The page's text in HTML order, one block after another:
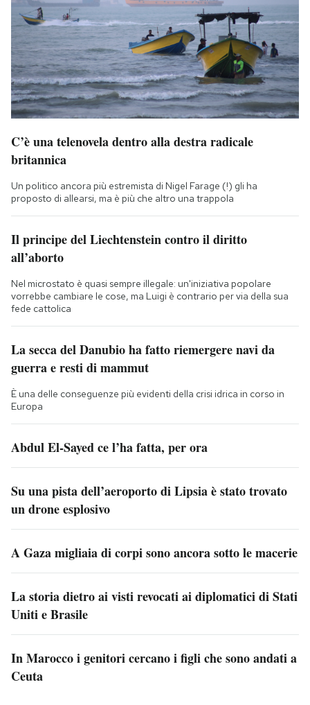
C’è una telenovela dentro alla destra radicale
britannica
Un politico ancora più estremista di Nigel Farage (!) gli ha
proposto di allearsi, ma è più che altro una trappola
Il principe del Liechtenstein contro il diritto
all’aborto
Nel microstato è quasi sempre illegale: un'iniziativa popolare
vorrebbe cambiare le cose, ma Luigi è contrario per via della sua
fede cattolica
La secca del Danubio ha fatto riemergere navi da
guerra e resti di mammut
È una delle conseguenze più evidenti della crisi idrica in corso in
Europa
Abdul El-Sayed ce l’ha fatta, per ora
Su una pista dell’aeroporto di Lipsia è stato trovato
un drone esplosivo
A Gaza migliaia di corpi sono ancora sotto le macerie
La storia dietro ai visti revocati ai diplomatici di Stati
Uniti e Brasile
In Marocco i genitori cercano i figli che sono andati a
Ceuta